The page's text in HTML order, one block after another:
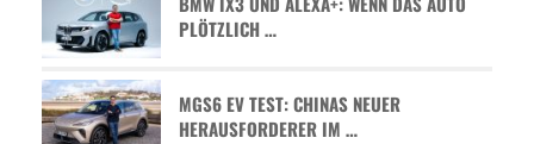
PLÖTZLICH …
MGS6 EV TEST: CHINAS NEUER
HERAUSFORDERER IM …